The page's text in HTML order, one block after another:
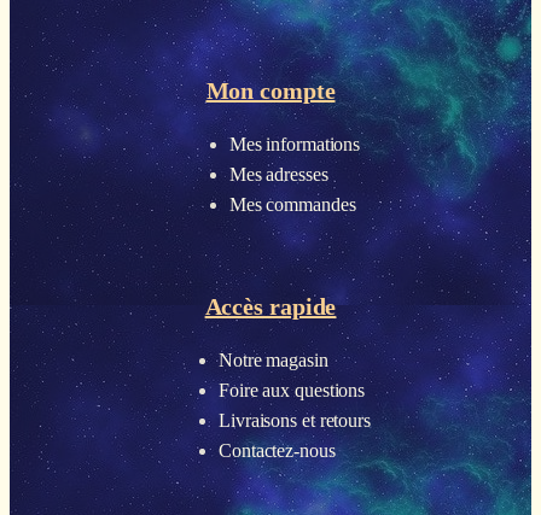
Mon compte
Mes informations
Mes adresses
Mes commandes
Accès rapide
Notre magasin
Foire aux questions
Livraisons et retours
Contactez-nous